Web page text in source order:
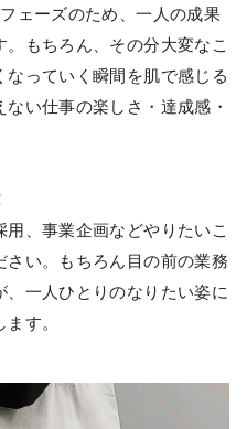
ェーズのため、一人の成果
もちろん、その分大変なこ
っていく瞬間を肌で感じる
い仕事の楽しさ・達成感・
、事業企画などやりたいこ
さい。もちろん目の前の業務
一人ひとりのなりたい姿に
す。